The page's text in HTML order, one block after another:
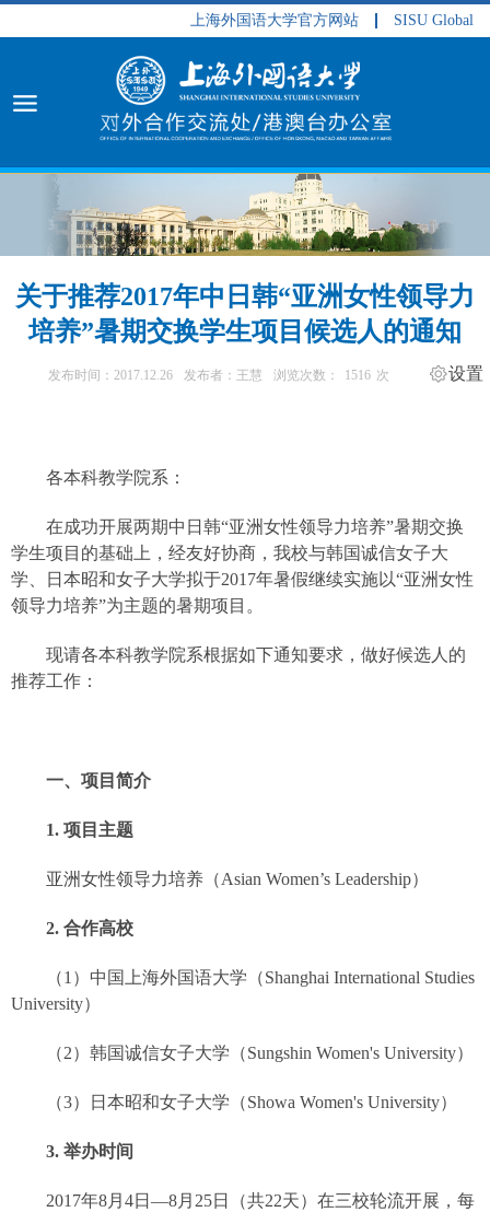
上海外国语大学官方网站 SISU Global
关于推荐2017年中日韩“亚洲女性领导力
培养”暑期交换学生项目候选人的通知
发布时间：2017.12.26 发布者：王慧 浏览次数： 1516 次 设置
各本科教学院系：
在成功开展两期中日韩“亚洲女性领导力培养”暑期交换
学生项目的基础上，经友好协商，我校与韩国诚信女子大
学、日本昭和女子大学拟于2017年暑假继续实施以“亚洲女性
领导力培养”为主题的暑期项目。
现请各本科教学院系根据如下通知要求，做好候选人的
推荐工作：
一、项目简介
1. 项目主题
亚洲女性领导力培养（Asian Women’s Leadership）
2. 合作高校
（1 ）中国上海外国语大学（Shanghai International Studies
University）
（2）韩国诚信女子大学（Sungshin Women's University）
（3）日本昭和女子大学（Showa Women's University）
3. 举办时间
2017年8月 4日—8月 25日（共22天）在三校轮流开展，每